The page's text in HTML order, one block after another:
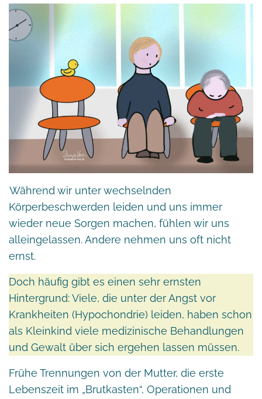
Während wir unter wechselnden
Körperbeschwerden leiden und uns immer
wieder neue Sorgen machen, fühlen wir uns
alleingelassen. Andere nehmen uns oft nicht
ernst.
Doch häufig gibt es einen sehr ernsten
Hintergrund: Viele, die unter der Angst vor
Krankheiten (Hypochondrie) leiden, haben schon
als Kleinkind viele medizinische Behandlungen
und Gewalt über sich ergehen lassen müssen.
Frühe Trennungen von der Mutter, die erste
Lebenszeit im „Brutkasten“, Operationen und